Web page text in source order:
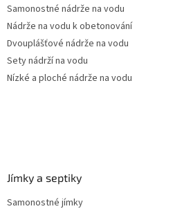
Samonostné nádrže na vodu
Nádrže na vodu k obetonování
Dvouplášťové nádrže na vodu
Sety nádrží na vodu
Nízké a ploché nádrže na vodu
Jímky a septiky
Samonostné jímky